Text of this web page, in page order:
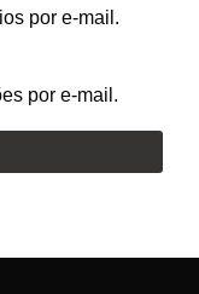
por e-mail.
por e-mail.